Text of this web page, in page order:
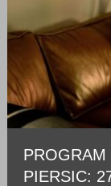
PROGRAM
PIERSIC: